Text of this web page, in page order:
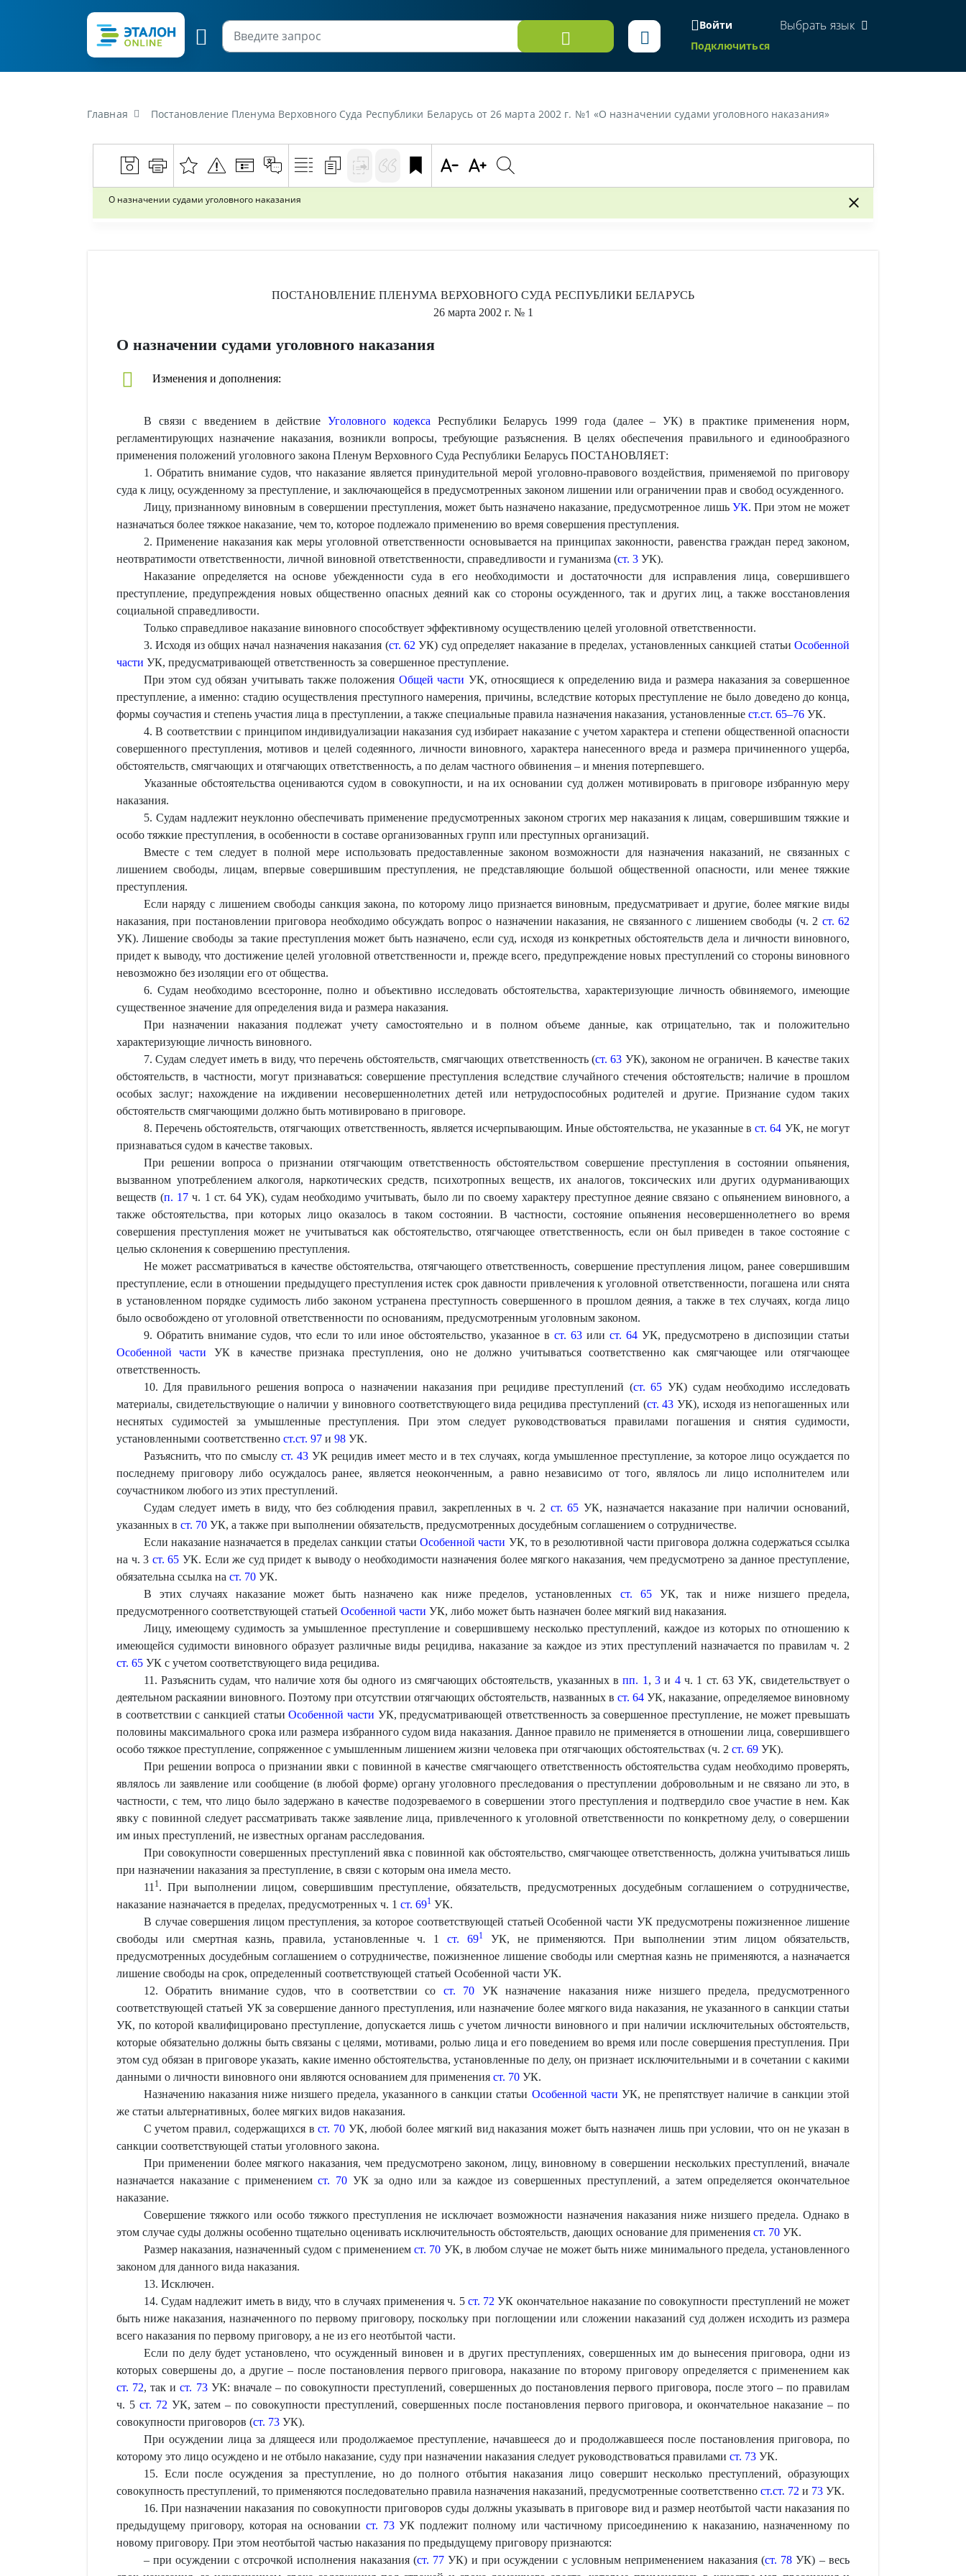
Войти
Подключиться
Выбрать язык
Главная Постановление Пленума Верховного Суда Республики Беларусь от 26 марта 2002 г. №1 «О назначении судами уголовного наказания»
О назначении судами уголовного наказания
ПОСТАНОВЛЕНИЕ ПЛЕНУМА ВЕРХОВНОГО СУДА РЕСПУБЛИКИ БЕЛАРУСЬ
26 марта 2002 г. № 1
О назначении судами уголовного наказания
Изменения и дополнения:
В связи с введением в действиеУголовного кодекса Республики Беларусь 1999 года (далее – УК) в практике применения норм,
регламентирующих назначение наказания, возникли вопросы, требующие разъяснения. В целях обеспечения правильного и единообразного
применения положений уголовного закона Пленум Верховного Суда Республики Беларусь ПОСТАНОВЛЯЕТ:
1. Обратить внимание судов, что наказание является принудительной мерой уголовно-правового воздействия, применяемой по приговору
суда к лицу, осужденному за преступление, и заключающейся в предусмотренных законом лишении или ограничении прав и свобод осужденного.
Лицу, признанному виновным в совершении преступления, может быть назначено наказание, предусмотренное лишь УК. При этом не может
назначаться более тяжкое наказание, чем то, которое подлежало применению во время совершения преступления.
2. Применение наказания как меры уголовной ответственности основывается на принципах законности, равенства граждан перед законом,
неотвратимости ответственности, личной виновной ответственности, справедливости и гуманизма (ст. 3 УК).
Наказание определяется на основе убежденности суда в его необходимости и достаточности для исправления лица, совершившего
преступление, предупреждения новых общественно опасных деяний как со стороны осужденного, так и других лиц, а также восстановления
социальной справедливости.
Только справедливое наказание виновного способствует эффективному осуществлению целей уголовной ответственности.
3. Исходя из общих начал назначения наказания (ст. 62 УК) суд определяет наказание в пределах, установленных санкцией статьиОсобенной
части УК, предусматривающей ответственность за совершенное преступление.
При этом суд обязан учитывать также положения Общей части УК, относящиеся к определению вида и размера наказания за совершенное
преступление, а именно: стадию осуществления преступного намерения, причины, вследствие которых преступление не было доведено до конца,
формы соучастия и степень участия лица в преступлении, а также специальные правила назначения наказания, установленные ст.ст. 65–76 УК.
4. В соответствии с принципом индивидуализации наказания суд избирает наказание с учетом характера и степени общественной опасности
совершенного преступления, мотивов и целей содеянного, личности виновного, характера нанесенного вреда и размера причиненного ущерба,
обстоятельств, смягчающих и отягчающих ответственность, а по делам частного обвинения – и мнения потерпевшего.
Указанные обстоятельства оцениваются судом в совокупности, и на их основании суд должен мотивировать в приговоре избранную меру
наказания.
5. Судам надлежит неуклонно обеспечивать применение предусмотренных законом строгих мер наказания к лицам, совершившим тяжкие и
особо тяжкие преступления, в особенности в составе организованных групп или преступных организаций.
Вместе с тем следует в полной мере использовать предоставленные законом возможности для назначения наказаний, не связанных с
лишением свободы, лицам, впервые совершившим преступления, не представляющие большой общественной опасности, или менее тяжкие
преступления.
Если наряду с лишением свободы санкция закона, по которому лицо признается виновным, предусматривает и другие, более мягкие виды
наказания, при постановлении приговора необходимо обсуждать вопрос о назначении наказания, не связанного с лишением свободы (ч. 2 ст. 62
УК). Лишение свободы за такие преступления может быть назначено, если суд, исходя из конкретных обстоятельств дела и личности виновного,
придет к выводу, что достижение целей уголовной ответственности и, прежде всего, предупреждение новых преступлений со стороны виновного
невозможно без изоляции его от общества.
6. Судам необходимо всесторонне, полно и объективно исследовать обстоятельства, характеризующие личность обвиняемого, имеющие
существенное значение для определения вида и размера наказания.
При назначении наказания подлежат учету самостоятельно и в полном объеме данные, как отрицательно, так и положительно
характеризующие личность виновного.
7. Судам следует иметь в виду, что перечень обстоятельств, смягчающих ответственность (ст. 63 УК), законом не ограничен. В качестве таких
обстоятельств, в частности, могут признаваться: совершение преступления вследствие случайного стечения обстоятельств; наличие в прошлом
особых заслуг; нахождение на иждивении несовершеннолетних детей или нетрудоспособных родителей и другие. Признание судом таких
обстоятельств смягчающими должно быть мотивировано в приговоре.
8. Перечень обстоятельств, отягчающих ответственность, является исчерпывающим. Иные обстоятельства, не указанные вст. 64 УК, не могут
признаваться судом в качестве таковых.
При решении вопроса о признании отягчающим ответственность обстоятельством совершение преступления в состоянии опьянения,
вызванном употреблением алкоголя, наркотических средств, психотропных веществ, их аналогов, токсических или других одурманивающих
веществ (п. 17 ч. 1 ст. 64 УК), судам необходимо учитывать, было ли по своему характеру преступное деяние связано с опьянением виновного, а
также обстоятельства, при которых лицо оказалось в таком состоянии. В частности, состояние опьянения несовершеннолетнего во время
совершения преступления может не учитываться как обстоятельство, отягчающее ответственность, если он был приведен в такое состояние с
целью склонения к совершению преступления.
Не может рассматриваться в качестве обстоятельства, отягчающего ответственность, совершение преступления лицом, ранее совершившим
преступление, если в отношении предыдущего преступления истек срок давности привлечения к уголовной ответственности, погашена или снята
в установленном порядке судимость либо законом устранена преступность совершенного в прошлом деяния, а также в тех случаях, когда лицо
было освобождено от уголовной ответственности по основаниям, предусмотренным уголовным законом.
9. Обратить внимание судов, что если то или иное обстоятельство, указанное вст. 63 илист. 64 УК, предусмотрено в диспозиции статьи
Особенной части УК в качестве признака преступления, оно не должно учитываться соответственно как смягчающее или отягчающее
ответственность.
10. Для правильного решения вопроса о назначении наказания при рецидиве преступлений (ст. 65 УК) судам необходимо исследовать
материалы, свидетельствующие о наличии у виновного соответствующего вида рецидива преступлений (ст. 43 УК), исходя из непогашенных или
неснятых судимостей за умышленные преступления. При этом следует руководствоваться правилами погашения и снятия судимости,
установленными соответственно ст.ст. 97 и 98 УК.
Разъяснить, что по смыслу ст. 43УК рецидив имеет место и в тех случаях, когда умышленное преступление, за которое лицо осуждается по
последнему приговору либо осуждалось ранее, является неоконченным, а равно независимо от того, являлось ли лицо исполнителем или
соучастником любого из этих преступлений.
Судам следует иметь в виду, что без соблюдения правил, закрепленных в ч. 2 ст. 65 УК, назначается наказание при наличии оснований,
указанных в ст. 70 УК, а также при выполнении обязательств, предусмотренных досудебным соглашением о сотрудничестве.
Если наказание назначается в пределах санкции статьиОсобенной части УК, то в резолютивной части приговора должна содержаться ссылка
на ч. 3 ст. 65 УК. Если же суд придет к выводу о необходимости назначения более мягкого наказания, чем предусмотрено за данное преступление,
обязательна ссылка на ст. 70 УК.
В этих случаях наказание может быть назначено как ниже пределов, установленных ст. 65УК, так и ниже низшего предела,
предусмотренного соответствующей статьей Особенной части УК, либо может быть назначен более мягкий вид наказания.
Лицу, имеющему судимость за умышленное преступление и совершившему несколько преступлений, каждое из которых по отношению к
имеющейся судимости виновного образует различные виды рецидива, наказание за каждое из этих преступлений назначается по правилам ч. 2
ст. 65 УК с учетом соответствующего вида рецидива.
11. Разъяснить судам, что наличие хотя бы одного из смягчающих обстоятельств, указанных впп. 1 , 3и 4ч. 1 ст. 63 УК, свидетельствует о
деятельном раскаянии виновного. Поэтому при отсутствии отягчающих обстоятельств, названных в ст. 64 УК, наказание, определяемое виновному
в соответствии с санкцией статьиОсобенной части УК, предусматривающей ответственность за совершенное преступление, не может превышать
половины максимального срока или размера избранного судом вида наказания. Данное правило не применяется в отношении лица, совершившего
особо тяжкое преступление, сопряженное с умышленным лишением жизни человека при отягчающих обстоятельствах (ч. 2 ст. 69 УК).
При решении вопроса о признании явки с повинной в качестве смягчающего ответственность обстоятельства судам необходимо проверять,
являлось ли заявление или сообщение (в любой форме) органу уголовного преследования о преступлении добровольным и не связано ли это, в
частности, с тем, что лицо было задержано в качестве подозреваемого в совершении этого преступления и подтвердило свое участие в нем. Как
явку с повинной следует рассматривать также заявление лица, привлеченного к уголовной ответственности по конкретному делу, о совершении
им иных преступлений, не известных органам расследования.
При совокупности совершенных преступлений явка с повинной как обстоятельство, смягчающее ответственность, должна учитываться лишь
при назначении наказания за преступление, в связи с которым она имела место.
11 1. При выполнении лицом, совершившим преступление, обязательств, предусмотренных досудебным соглашением о сотрудничестве,
наказание назначается в пределах, предусмотренных ч. 1 ст. 691 УК.
В случае совершения лицом преступления, за которое соответствующей статьей Особенной части УК предусмотрены пожизненное лишение
свободы или смертная казнь, правила, установленные ч. 1 ст. 691
УК, не применяются. При выполнении этим лицом обязательств,
предусмотренных досудебным соглашением о сотрудничестве, пожизненное лишение свободы или смертная казнь не применяются, а назначается
лишение свободы на срок, определенный соответствующей статьей Особенной части УК.
12. Обратить внимание судов, что в соответствии со ст. 70 УК назначение наказания ниже низшего предела, предусмотренного
соответствующей статьей УК за совершение данного преступления, или назначение более мягкого вида наказания, не указанного в санкции статьи
УК, по которой квалифицировано преступление, допускается лишь с учетом личности виновного и при наличии исключительных обстоятельств,
которые обязательно должны быть связаны с целями, мотивами, ролью лица и его поведением во время или после совершения преступления. При
этом суд обязан в приговоре указать, какие именно обстоятельства, установленные по делу, он признает исключительными и в сочетании с какими
данными о личности виновного они являются основанием для применения ст. 70 УК.
Назначению наказания ниже низшего предела, указанного в санкции статьи Особенной части УК, не препятствует наличие в санкции этой
же статьи альтернативных, более мягких видов наказания.
С учетом правил, содержащихся вст. 70 УК, любой более мягкий вид наказания может быть назначен лишь при условии, что он не указан в
санкции соответствующей статьи уголовного закона.
При применении более мягкого наказания, чем предусмотрено законом, лицу, виновному в совершении нескольких преступлений, вначале
назначается наказание с применениемст. 70 УК за одно или за каждое из совершенных преступлений, а затем определяется окончательное
наказание.
Совершение тяжкого или особо тяжкого преступления не исключает возможности назначения наказания ниже низшего предела. Однако в
этом случае суды должны особенно тщательно оценивать исключительность обстоятельств, дающих основание для применения ст. 70 УК.
Размер наказания, назначенный судом с применениемст. 70 УК, в любом случае не может быть ниже минимального предела, установленного
законом для данного вида наказания.
13. Исключен.
14. Судам надлежит иметь в виду, что в случаях применения ч. 5 ст. 72 УК окончательное наказание по совокупности преступлений не может
быть ниже наказания, назначенного по первому приговору, поскольку при поглощении или сложении наказаний суд должен исходить из размера
всего наказания по первому приговору, а не из его неотбытой части.
Если по делу будет установлено, что осужденный виновен и в других преступлениях, совершенных им до вынесения приговора, одни из
которых совершены до, а другие – после постановления первого приговора, наказание по второму приговору определяется с применением как
ст. 72, так ист. 73УК: вначале – по совокупности преступлений, совершенных до постановления первого приговора, после этого – по правилам
ч. 5 ст. 72 УК, затем – по совокупности преступлений, совершенных после постановления первого приговора, и окончательное наказание – по
совокупности приговоров (ст. 73 УК).
При осуждении лица за длящееся или продолжаемое преступление, начавшееся до и продолжавшееся после постановления приговора, по
которому это лицо осуждено и не отбыло наказание, суду при назначении наказания следует руководствоваться правилами ст. 73 УК.
15. Если после осуждения за преступление, но до полного отбытия наказания лицо совершит несколько преступлений, образующих
совокупность преступлений, то применяются последовательно правила назначения наказаний, предусмотренные соответственно ст.ст. 72 и 73 УК.
16. При назначении наказания по совокупности приговоров суды должны указывать в приговоре вид и размер неотбытой части наказания по
предыдущему приговору, которая на основании ст. 73УК подлежит полному или частичному присоединению к наказанию, назначенному по
новому приговору. При этом неотбытой частью наказания по предыдущему приговору признаются:
– при осуждении с отсрочкой исполнения наказания (ст. 77 УК) и при осуждении с условным неприменением наказания (ст. 78 УК) – весь